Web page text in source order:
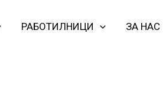
РАБОТИЛНИЦИ ЗА НАС